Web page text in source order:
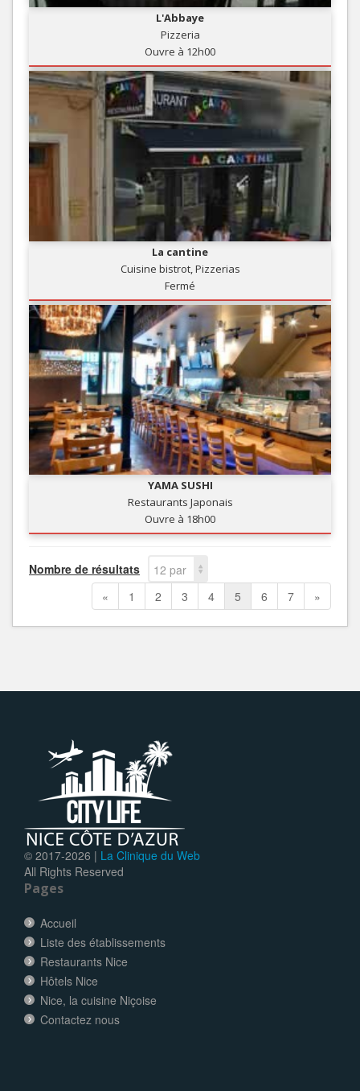
L'Abbaye
Pizzeria
Ouvre à 12h00
La cantine
Cuisine bistrot, Pizzerias
Fermé
YAMA SUSHI
Restaurants Japonais
Ouvre à 18h00
Nombre de résultats
12 par
page
« 1 2 3 4 5 6 7 »
© 2017-2026 | La Clinique du Web
All Rights Reserved
Pages
Accueil
Liste des établissements
Restaurants Nice
Hôtels Nice
Nice, la cuisine Niçoise
Contactez nous